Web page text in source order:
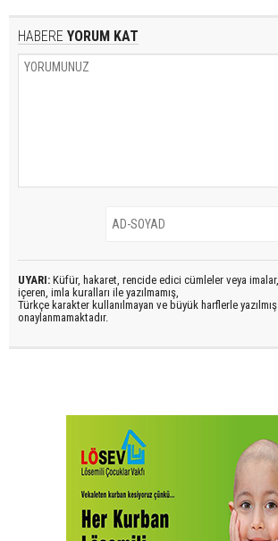
HABERE YORUM KAT
UYARI: Küfür, hakaret, rencide edici cümleler veya
içeren, imla kuralları ile yazılmamış,
Türkçe karakter kullanılmayan ve büyük harflerle
onaylanmamaktadır.